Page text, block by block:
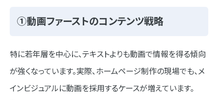
①動画ファーストのコンテンツ戦略
特に若年層を中心に、テキストよりも動画で情報を得る傾向
が強くなっています。実際、ホームページ制作の現場でも、メ
インビジュアルに動画を採用するケースが増えています。